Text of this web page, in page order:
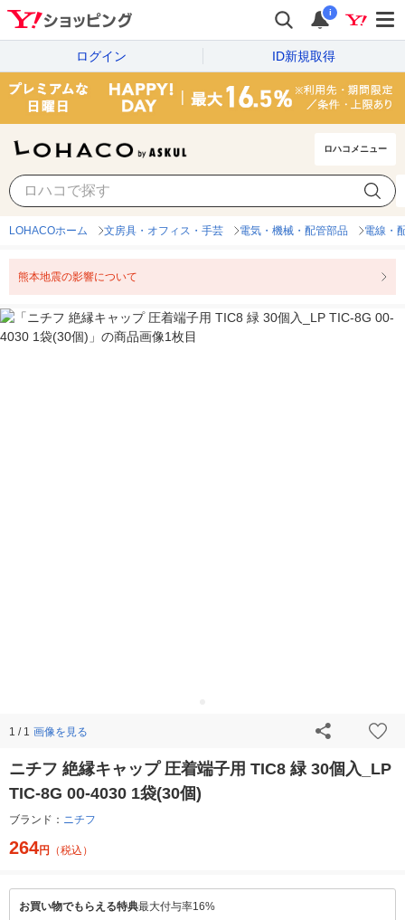
i
ログイン ID新規取得
ロハコメニュー
LOHACOホーム 文房具・オフィス・手芸 電気・機械・配管部品 電線・
熊本地震の影響について
1 / 1 画像を見る
ニチフ 絶縁キャップ 圧着端子用 TIC8 緑 30個入_LP
TIC-8G 00-4030 1袋(30個)
ブランド： ニチフ
264円 （税込）
お買い物でもらえる特典最大付与率16%